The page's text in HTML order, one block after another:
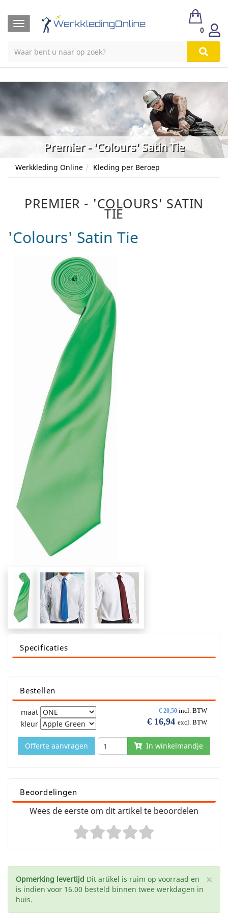
Toggle
navigation
0
Premier - 'Colours' Satin Tie
Werkkleding Online Kleding per Beroep
PREMIER - 'COLOURS' SATIN
TIE
'Colours' Satin Tie
Specificaties
Bestellen
€ 20,50 incl. BTW
€ 16,94 excl. BTW
maat
kleur
In winkelmandje
Offerte aanvragen
Beoordelingen
Wees de eerste om dit artikel te beoordelen
×
Opmerking levertijd Dit artikel is ruim op voorraad en
is indien voor 16.00 besteld binnen twee werkdagen in
huis.